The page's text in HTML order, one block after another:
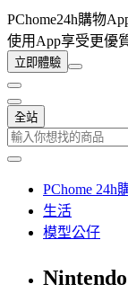
PChome24h購物
使用App享受更優
立即體驗
全站
PChome 24h
生活
模型公仔